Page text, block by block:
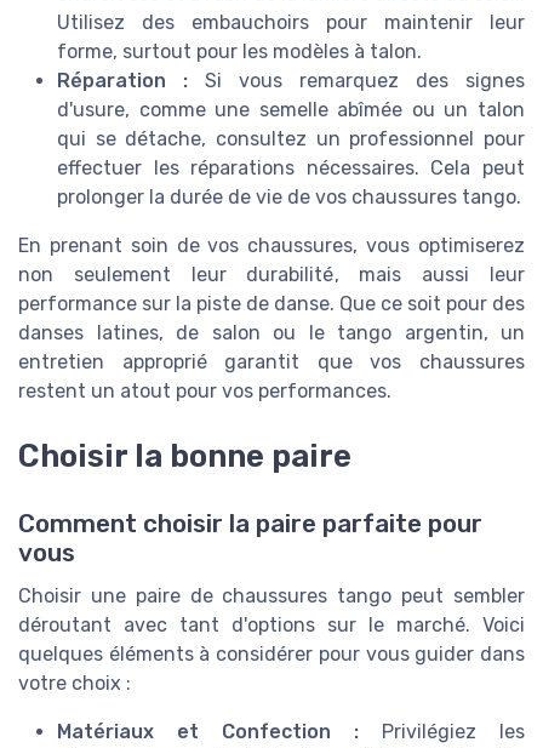
Utilisez des embauchoirs pour maintenir leur
forme, surtout pour les modèles à talon.
Réparation : Si vous remarquez des signes
d'usure, comme une semelle abîmée ou un talon
qui se détache, consultez un professionnel pour
effectuer les réparations nécessaires. Cela peut
prolonger la durée de vie de vos chaussures tango.
En prenant soin de vos chaussures, vous optimiserez
non seulement leur durabilité, mais aussi leur
performance sur la piste de danse. Que ce soit pour des
danses latines, de salon ou le tango argentin, un
entretien approprié garantit que vos chaussures
restent un atout pour vos performances.
Choisir la bonne paire
Comment choisir la paire parfaite pour
vous
Choisir une paire de chaussures tango peut sembler
déroutant avec tant d'options sur le marché. Voici
quelques éléments à considérer pour vous guider dans
votre choix :
Matériaux et Confection : Privilégiez les